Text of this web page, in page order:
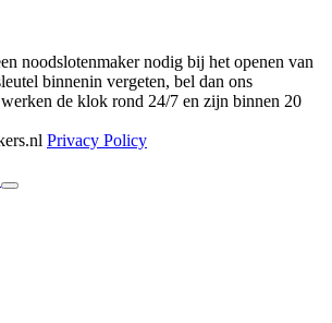
noodslotenmaker nodig bij het openen van
binnenin vergeten, bel dan ons
de klok rond 24/7 en zijn binnen 20
Privacy Policy